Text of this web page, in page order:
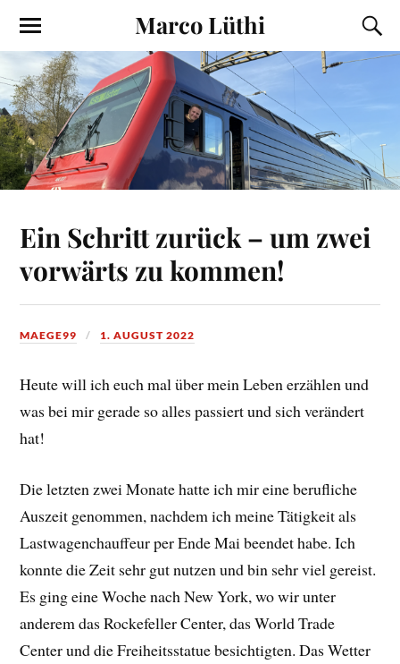
Marco Lüthi
Ein Schritt zurück – um zwei
vorwärts zu kommen!
MAEGE99 1. AUGUST 2022
Heute will ich euch mal über mein Leben erzählen und
was bei mir gerade so alles passiert und sich verändert
hat!
Die letzten zwei Monate hatte ich mir eine berufliche
Auszeit genommen, nachdem ich meine Tätigkeit als
Lastwagenchauffeur per Ende Mai beendet habe. Ich
konnte die Zeit sehr gut nutzen und bin sehr viel gereist.
Es ging eine Woche nach New York, wo wir unter
anderem das Rockefeller Center, das World Trade
Center und die Freiheitsstatue besichtigten. Das Wetter